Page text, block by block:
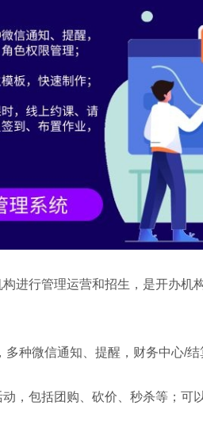
进行管理运营和招生，是开办机
种微信通知、提醒，财务中心/
，包括团购、砍价、秒杀等；可